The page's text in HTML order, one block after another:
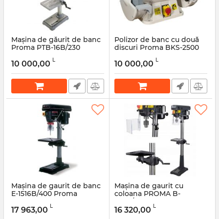
Mașina de găurit de banc
Proma PTB-16B/230
10 000,00 L
Polizor de banc cu două
discuri Proma BKS-2500
10 000,00 L
Mașina de gaurit de banc
E-1516B/400 Proma
17 963,00 L
Mașina de gaurit cu
coloana PROMA B-
1316F/230
Articol: 45701
16 320,00 L